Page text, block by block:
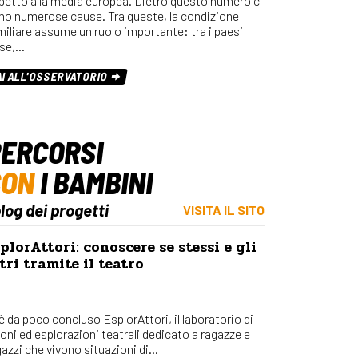
numerose cause. Tra queste, la condizione
assume un ruolo importante: tra i paesi
ALL'OSSERVATORIO
I BAMBINI
dei progetti VISITA IL SITO
conoscere se stessi e gli
tramite il teatro
da poco concluso EsplorAttori, il laboratorio di
ed esplorazioni teatrali dedicato a ragazze e
che vivono situazioni di...